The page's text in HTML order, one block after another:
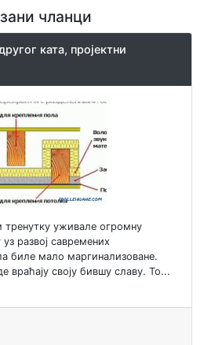
чланци
ката, пројектни
тренутку уживале огромну
развој савремених
биле мало маргинализоване.
враћају своју бившу славу. То...